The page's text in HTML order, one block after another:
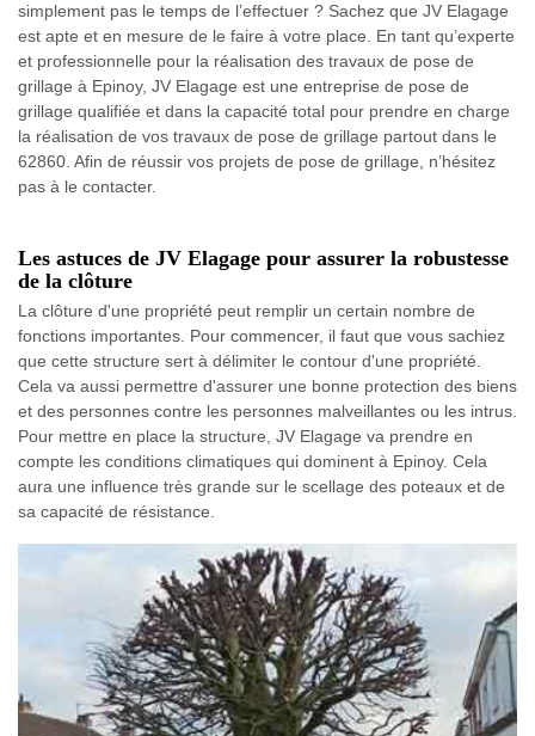
simplement pas le temps de l’effectuer ? Sachez que JV Elagage
est apte et en mesure de le faire à votre place. En tant qu’experte
et professionnelle pour la réalisation des travaux de pose de
grillage à Epinoy, JV Elagage est une entreprise de pose de
grillage qualifiée et dans la capacité total pour prendre en charge
la réalisation de vos travaux de pose de grillage partout dans le
62860. Afin de réussir vos projets de pose de grillage, n’hésitez
pas à le contacter.
Les astuces de JV Elagage pour assurer la robustesse
de la clôture
La clôture d'une propriété peut remplir un certain nombre de
fonctions importantes. Pour commencer, il faut que vous sachiez
que cette structure sert à délimiter le contour d'une propriété.
Cela va aussi permettre d'assurer une bonne protection des biens
et des personnes contre les personnes malveillantes ou les intrus.
Pour mettre en place la structure, JV Elagage va prendre en
compte les conditions climatiques qui dominent à Epinoy. Cela
aura une influence très grande sur le scellage des poteaux et de
sa capacité de résistance.